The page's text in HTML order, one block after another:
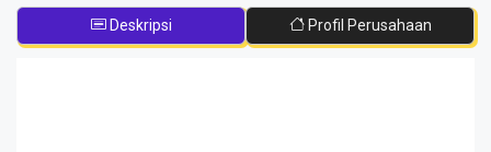
Deskripsi Profil Perusahaan